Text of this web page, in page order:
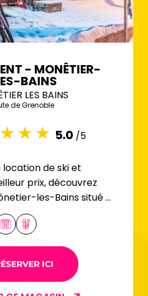
- MONÊTIER-
BAINS
LES BAINS
de Grenoble
5.0 /5
location de ski et
prix, découvrez
les-Bains situé à
ICI